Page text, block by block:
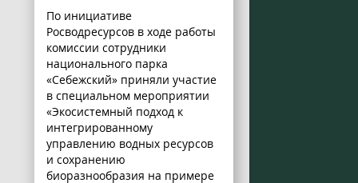
По инициативе
Росводресурсов в ходе работы
комиссии сотрудники
национального парка
«Себежский» приняли участие
в специальном мероприятии
«Экосистемный подход к
интегрированному
управлению водных ресурсов
и сохранению
биоразнообразия на примере